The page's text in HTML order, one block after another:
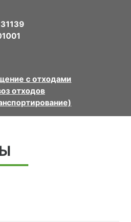
с отходами
отходов